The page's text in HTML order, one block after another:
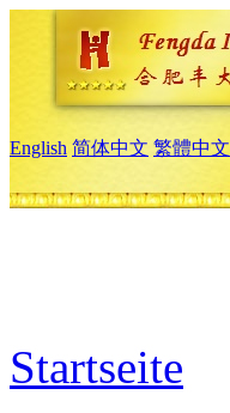
English 简体中文 繁體中文
Startseite